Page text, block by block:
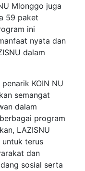
Mlonggo juga
59 paket
ini
nyata dan
dalam
KOIN NU
semangat
dalam
program
LAZISNU
untuk terus
dan
sosial serta